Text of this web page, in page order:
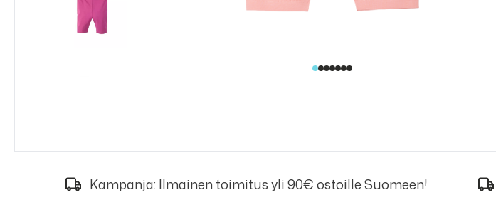
Kampanja: Ilmainen toimitus yli 90€ ostoille Suomeen!